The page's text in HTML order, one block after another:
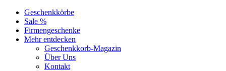
Geschenkkörbe
Sale %
Firmengeschenke
Mehr entdecken
Geschenkkorb-Magazin
Über Uns
Kontakt